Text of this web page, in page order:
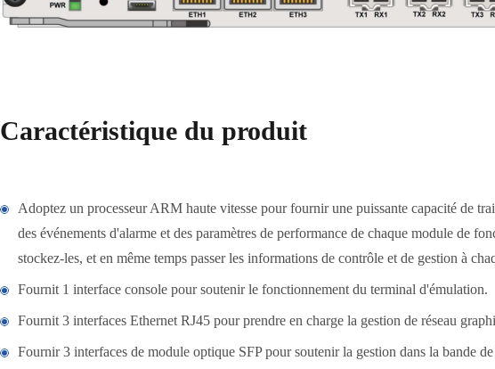
Caractéristique du produit
Adoptez un processeur ARM haute vitesse pour fournir une puissante capacité de
des événements d'alarme et des paramètres de performance de chaque module de
stockez-les, et en même temps passer les informations de contrôle et de gestion à
Fournit 1 interface console pour soutenir le fonctionnement du terminal d'émulation.
Fournit 3 interfaces Ethernet RJ45 pour prendre en charge la gestion de réseau
Fournir 3 interfaces de module optique SFP pour soutenir la gestion dans la bande